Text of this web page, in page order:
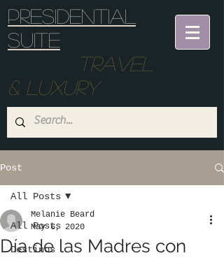
Presidential
suite
Travel
& Luxury
Post
All Posts
Destinos
All Posts
Día de las Madres con
Melanie Beard
May 6, 2020